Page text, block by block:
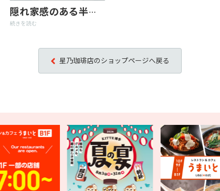
隠れ家感のある半個室が人気♪
続きを読む
星乃珈琲店のショップページへ戻る